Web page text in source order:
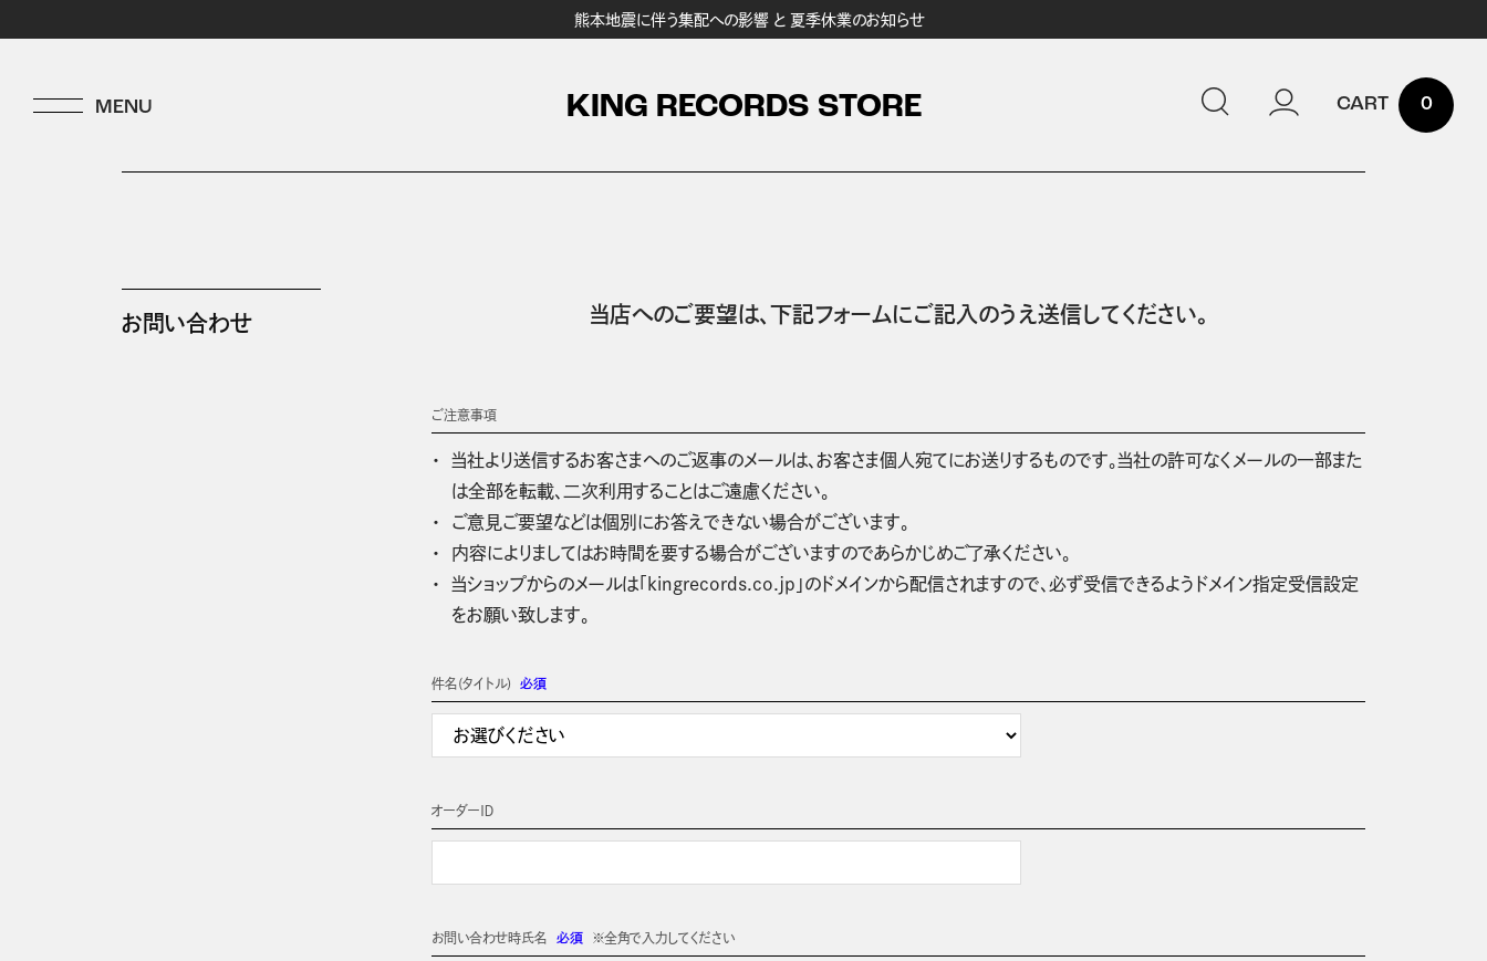
熊本地震に伴う集配への影響 と 夏季休業のお知らせ
KING RECORDS STORE 0
お問い合わせ 当店へのご要望は、 下記フォームにご記入のうえ送信してください。
ご注意事項
当社より送信するお客さまへのご返事のメールは、お客さま個人宛てにお送りするものです。当社の許可なくメールの一部また
は全部を転載、二次利用することはご遠慮ください。
ご意見ご要望などは個別にお答えできない場合がございます。
内容によりましてはお時間を要する場合がございますのであらかじめご了承ください。
当ショップからのメールは「kingrecords.co.jp」のドメインから配信されますので、必ず受信できるようドメイン指定受信設定
をお願い致します。
件名(タイトル) 必須
オーダーＩＤ
お問い合わせ時氏名 必須 ※全角で入力してください